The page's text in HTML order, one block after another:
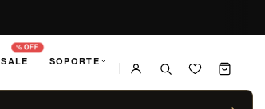
SALE
% OFF
SOPORTE